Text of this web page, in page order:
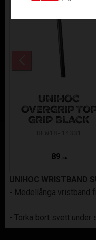
UNIHOC
OVERGRIP
GRIP BLACK
89 KR
UNIHOC WRISTBAND
- Medellånga vristband
- Torka bort svett under